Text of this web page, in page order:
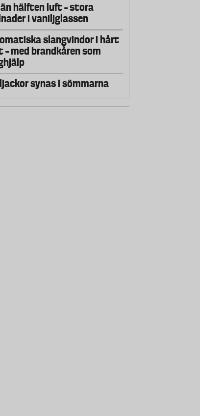
än hälften luft – stora
i vaniljglassen
slangvindor i hårt
med brandkåren som
synas i sömmarna